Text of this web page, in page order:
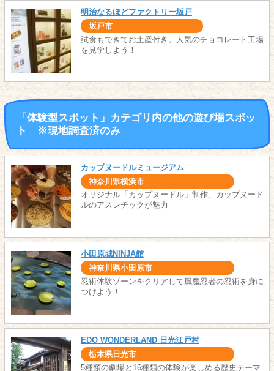
明治なるほどファクトリー坂戸
坂戸市
試食もできてお土産付き。人気のチョコレート工場
を見学しよう！
「体験型スポット」カテゴリ内の他の遊び場スポッ
ト ※現地調査済のみ
カップヌードルミュージアム
神奈川県横浜市
オリジナル「カップヌードル」制作、カップヌード
ルのアスレチックが魅力
小田原城NINJA館
神奈川県小田原市
忍術体験ゾーンをクリアして風魔忍者の忍術を身に
つけよう！
EDO WONDERLAND 日光江戸村
栃木県日光市
5種類の劇場と16種類の体験が楽しめる歴史テーマ